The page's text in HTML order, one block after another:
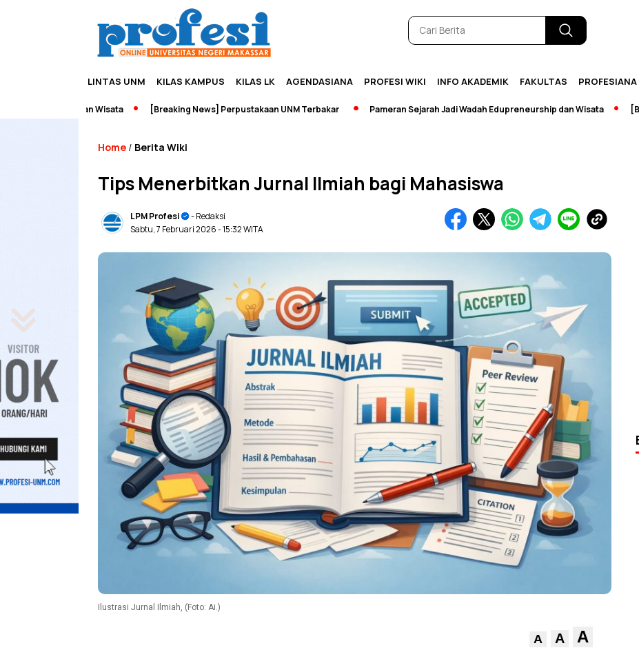
LINTAS UNM KILAS KAMPUS KILAS LK AGENDASIANA PROFESI WIKI INFO AKADEMIK FAKULTAS PROFESIANA
dan Wisata [Breaking News] Perpustakaan UNM Terbakar Pameran Sejarah Jadi Wadah Edupreneurship dan Wisata [Breaking
Home / Berita Wiki
Tips Menerbitkan Jurnal Ilmiah bagi Mahasiswa
LPM Profesi
- Redaksi
Sabtu, 7 Februari 2026- 15:32 WITA
Ilustrasi Jurnal Ilmiah, (Foto: Ai.)
A A A